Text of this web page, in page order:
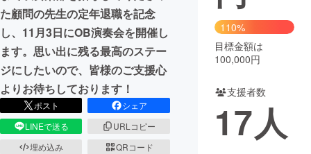
まちづくり・地域活性化
CAMPFIRE for Social Good
CAMPFIRE Creation
CAMPFIREふるさと納税machi-ya コミュニティ
た顧問の先生の定年退職を記念
し、11月3日にOB演奏会を開催し
ます。思い出に残る最高のステー
ジにしたいので、皆様のご支援心
よりお待ちしております！
ポスト
シェア
LINEで送る
URLコピー
埋め込み
QRコード
110%
目標金額は
100,000円
支援者数
17人